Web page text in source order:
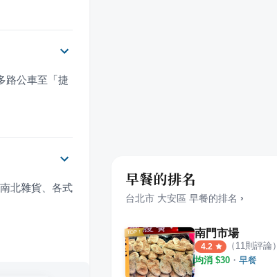
路公車至「捷
北雜貨、各式
早餐的排名
台北市 大安區 早餐的排名 ›
南門市場
4.2 （ 11則評論）
均消 $30 ・ 早餐